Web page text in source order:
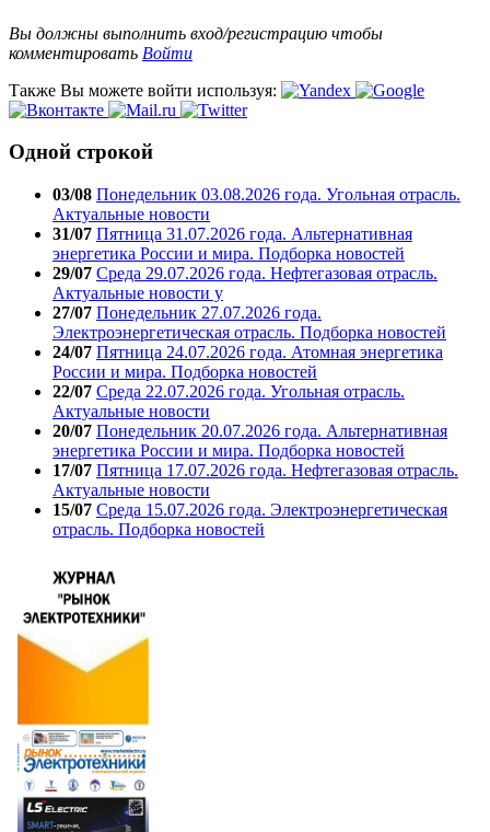
Вы должны выполнить вход/регистрацию чтобы
комментировать Войти
Также Вы можете войти используя:
Одной строкой
03/08 Понедельник 03.08.2026 года. Угольная отрасль.
Актуальные новости
31/07 Пятница 31.07.2026 года. Альтернативная
энергетика России и мира. Подборка новостей
29/07 Среда 29.07.2026 года. Нефтегазовая отрасль.
Актуальные новости у
27/07 Понедельник 27.07.2026 года.
Электроэнергетическая отрасль. Подборка новостей
24/07 Пятница 24.07.2026 года. Атомная энергетика
России и мира. Подборка новостей
22/07 Среда 22.07.2026 года. Угольная отрасль.
Актуальные новости
20/07 Понедельник 20.07.2026 года. Альтернативная
энергетика России и мира. Подборка новостей
17/07 Пятница 17.07.2026 года. Нефтегазовая отрасль.
Актуальные новости
15/07 Среда 15.07.2026 года. Электроэнергетическая
отрасль. Подборка новостей